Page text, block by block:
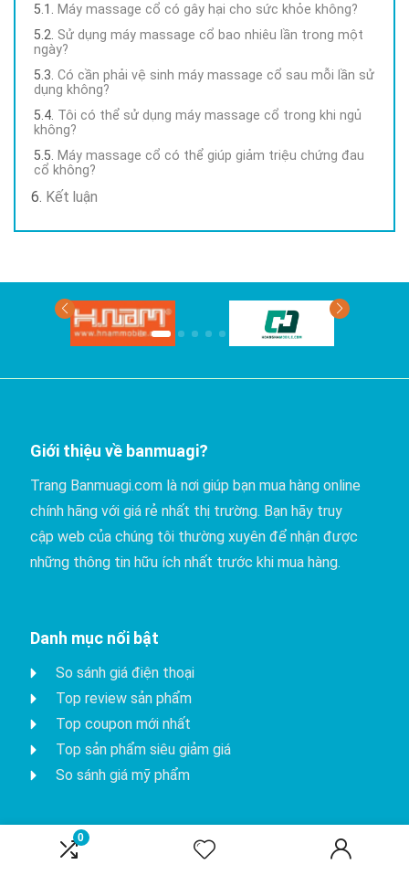
0
Máy massage cổ có gây hại cho sức khỏe không?
Sử dụng máy massage cổ bao nhiêu lần trong một
ngày?
Có cần phải vệ sinh máy massage cổ sau mỗi lần sử
dụng không?
Tôi có thể sử dụng máy massage cổ trong khi ngủ
không?
Máy massage cổ có thể giúp giảm triệu chứng đau
cổ không?
Kết luận
Giới thiệu về banmuagi?
Trang Banmuagi.com là nơi giúp bạn mua hàng online
chính hãng với giá rẻ nhất thị trường. Bạn hãy truy
cập web của chúng tôi thường xuyên để nhận được
những thông tin hữu ích nhất trước khi mua hàng.
Danh mục nổi bật
So sánh giá điện thoại
Top review sản phẩm
Top coupon mới nhất
Top sản phẩm siêu giảm giá
So sánh giá mỹ phẩm
Top sản phẩm hot nhất